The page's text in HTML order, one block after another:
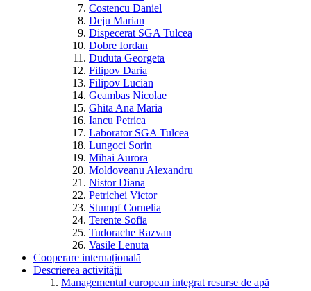
Costencu Daniel
Deju Marian
Dispecerat SGA Tulcea
Dobre Iordan
Duduta Georgeta
Filipov Daria
Filipov Lucian
Geambas Nicolae
Ghita Ana Maria
Iancu Petrica
Laborator SGA Tulcea
Lungoci Sorin
Mihai Aurora
Moldoveanu Alexandru
Nistor Diana
Petrichei Victor
Stumpf Cornelia
Terente Sofia
Tudorache Razvan
Vasile Lenuta
Cooperare internațională
Descrierea activității
Managementul european integrat resurse de apă